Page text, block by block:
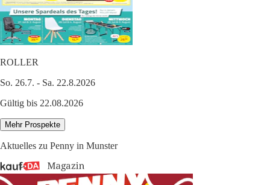
ROLLER
So. 26.7. - Sa. 22.8.2026
Gültig bis 22.08.2026
Mehr Prospekte
Aktuelles zu Penny in Munster